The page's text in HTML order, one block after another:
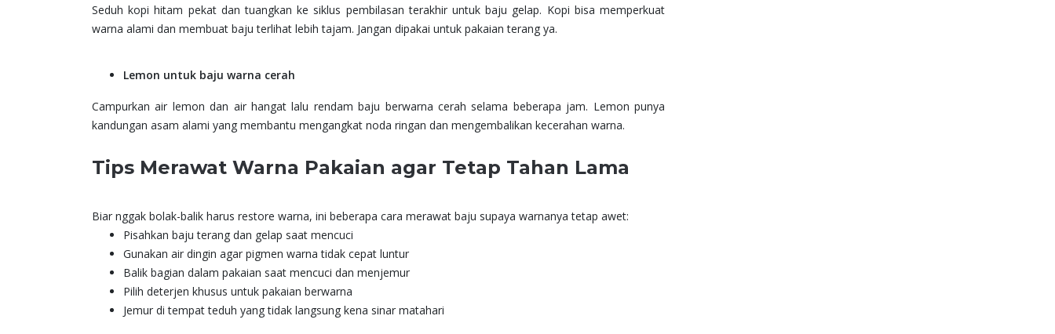
Seduh kopi hitam pekat dan tuangkan ke siklus pembilasan terakhir untuk baju gelap. Kopi bisa memperkuat
warna alami dan membuat baju terlihat lebih tajam. Jangan dipakai untuk pakaian terang ya.
Lemon untuk baju warna cerah
Campurkan air lemon dan air hangat lalu rendam baju berwarna cerah selama beberapa jam. Lemon punya
kandungan asam alami yang membantu mengangkat noda ringan dan mengembalikan kecerahan warna.
Tips Merawat Warna Pakaian agar Tetap Tahan Lama
Biar nggak bolak-balik harus restore warna, ini beberapa cara merawat baju supaya warnanya tetap awet:
Pisahkan baju terang dan gelap saat mencuci
Gunakan air dingin agar pigmen warna tidak cepat luntur
Balik bagian dalam pakaian saat mencuci dan menjemur
Pilih deterjen khusus untuk pakaian berwarna
Jemur di tempat teduh yang tidak langsung kena sinar matahari